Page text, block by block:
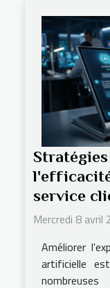
service
Mercredi 8 avril
Améliorer
artificielle